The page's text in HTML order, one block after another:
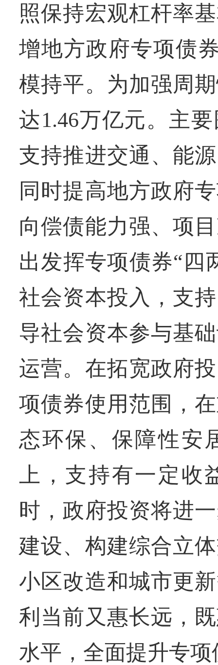
照保持宏观杠杆率
增地方政府专项债
模持平。为加强周
达1.46万亿元。主
支持推进交通、能
同时提高地方政府
向偿债能力强、项
出发挥专项债券“四
社会资本投入，支
导社会资本参与基
运营。在拓宽政府
项债券使用范围，
态环保、保障性安
上，支持有一定
时，政府投资将进
建设、构建综合立
小区改造和城市更
利当前又惠长远，
水平，全面提升专